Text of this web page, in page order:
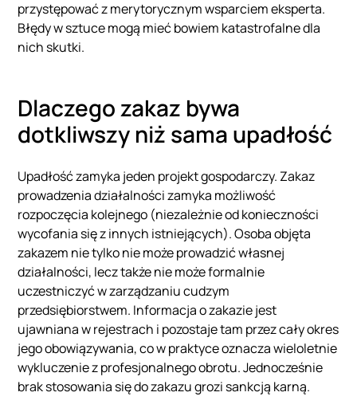
przystępować z merytorycznym wsparciem eksperta.
Błędy w sztuce mogą mieć bowiem katastrofalne dla
nich skutki.
Dlaczego zakaz bywa
dotkliwszy niż sama upadłość
Upadłość zamyka jeden projekt gospodarczy. Zakaz
prowadzenia działalności zamyka możliwość
rozpoczęcia kolejnego (niezależnie od konieczności
wycofania się z innych istniejących). Osoba objęta
zakazem nie tylko nie może prowadzić własnej
działalności, lecz także nie może formalnie
uczestniczyć w zarządzaniu cudzym
przedsiębiorstwem. Informacja o zakazie jest
ujawniana w rejestrach i pozostaje tam przez cały okres
jego obowiązywania, co w praktyce oznacza wieloletnie
wykluczenie z profesjonalnego obrotu. Jednocześnie
brak stosowania się do zakazu grozi sankcją karną.